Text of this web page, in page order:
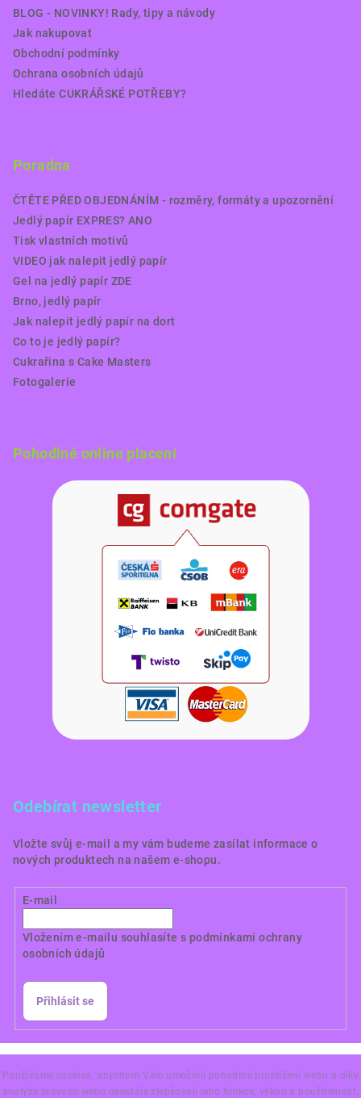
Používáme cookies, abychom Vám umožnili pohodlné prohlížení webu a díky
analýze provozu webu neustále zlepšovali jeho funkce, výkon a použitelnost.
BLOG - NOVINKY! Rady, tipy a návody
Jak nakupovat
Obchodní podmínky
Ochrana osobních údajů
Hledáte CUKRÁŘSKÉ POTŘEBY?
Poradna
ČTĚTE PŘED OBJEDNÁNÍM - rozměry, formáty a upozornění
Jedlý papír EXPRES? ANO
Tisk vlastních motivů
VIDEO jak nalepit jedlý papír
Gel na jedlý papír ZDE
Brno, jedlý papír
Jak nalepit jedlý papír na dort
Co to je jedlý papír?
Cukrařina s Cake Masters
Fotogalerie
Pohodlné online placení
Odebírat newsletter
Vložte svůj e-mail a my vám budeme zasílat informace o
nových produktech na našem e-shopu.
E-mail
Vložením e-mailu souhlasíte s podmínkami ochrany
osobních údajů
Přihlásit se
vyhrazena.